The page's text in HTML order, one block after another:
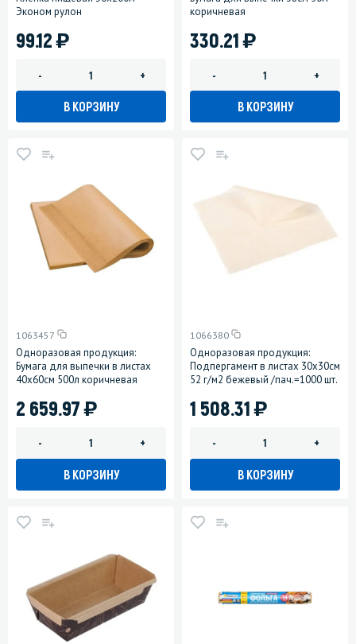
Эконом рулон
99.12)
- +
В КОРЗИНУ
коричневая
330.21)
- +
В КОРЗИНУ
1063457
Одноразовая продукция:
Бумага для выпечки в листах
40х60см 500л коричневая
2 659.97)
- +
В КОРЗИНУ
1066380
Одноразовая продукция:
Подпергамент в листах 30х30см
52 г/м2 бежевый /пач.=1000 шт.
1 508.31)
- +
В КОРЗИНУ